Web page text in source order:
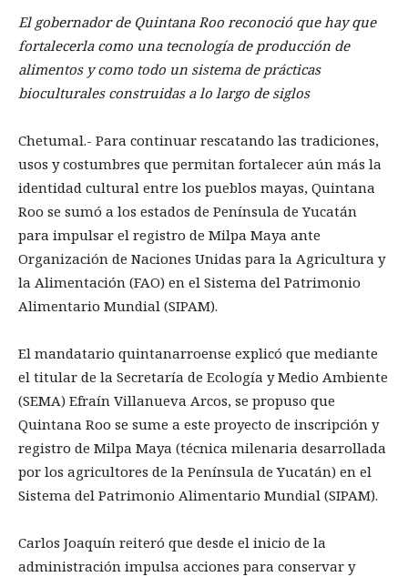
El gobernador de Quintana Roo reconoció que hay que
fortalecerla como una tecnología de producción de
alimentos y como todo un sistema de prácticas
bioculturales construidas a lo largo de siglos
Chetumal.- Para continuar rescatando las tradiciones,
usos y costumbres que permitan fortalecer aún más la
identidad cultural entre los pueblos mayas, Quintana
Roo se sumó a los estados de Península de Yucatán
para impulsar el registro de Milpa Maya ante
Organización de Naciones Unidas para la Agricultura y
la Alimentación (FAO) en el Sistema del Patrimonio
Alimentario Mundial (SIPAM).
El mandatario quintanarroense explicó que mediante
el titular de la Secretaría de Ecología y Medio Ambiente
(SEMA) Efraín Villanueva Arcos, se propuso que
Quintana Roo se sume a este proyecto de inscripción y
registro de Milpa Maya (técnica milenaria desarrollada
por los agricultores de la Península de Yucatán) en el
Sistema del Patrimonio Alimentario Mundial (SIPAM).
Carlos Joaquín reiteró que desde el inicio de la
administración impulsa acciones para conservar y